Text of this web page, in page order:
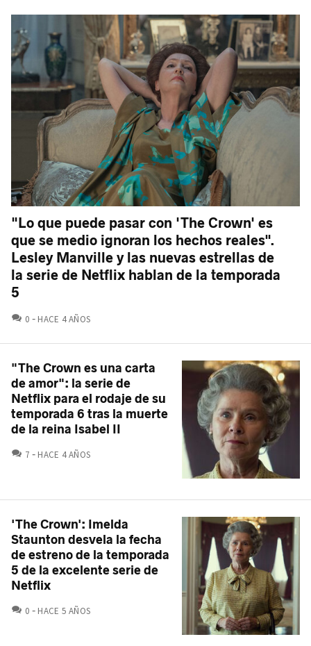
"Lo que puede pasar con 'The Crown' es
que se medio ignoran los hechos reales".
Lesley Manville y las nuevas estrellas de
la serie de Netflix hablan de la temporada
5
0 COMENTARIOS
HACE 4 AÑOS
"The Crown es una carta
de amor": la serie de
Netflix para el rodaje de su
temporada 6 tras la muerte
de la reina Isabel II
7 COMENTARIOS
HACE 4 AÑOS
'The Crown': Imelda
Staunton desvela la fecha
de estreno de la temporada
5 de la excelente serie de
Netflix
0 COMENTARIOS
HACE 5 AÑOS